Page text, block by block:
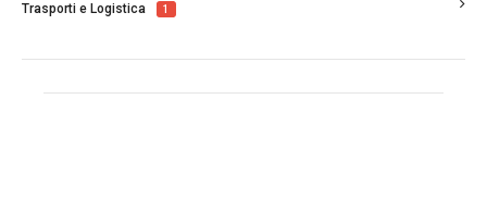
Trasporti e Logistica 1